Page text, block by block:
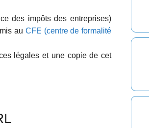
des impôts des entreprises)
au CFE (centre de formalité
légales et une copie de cet